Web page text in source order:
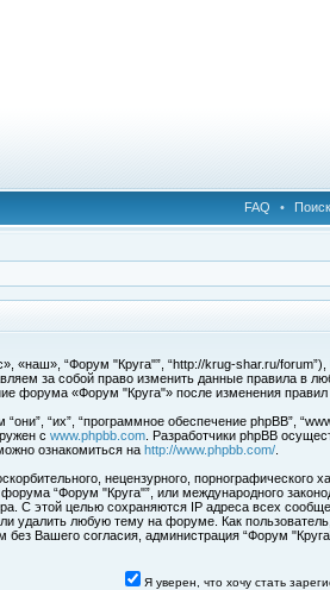
FAQ • Поиск
«наш», “Форум "Круга"”, “http://krug-shar.ru/
за собой право изменить данные правила
форума «Форум "Круга"» после изменения
“их”, “программное обеспечение phpBB”,
с www.phpbb.com . Разработчики phpBB
ознакомиться на http://www.phpbb.com/
нецензурного,
форума “Форум "Круга"”, или международного
С этой целью сохраняются IP адреса всех
удалить любую тему на форуме. Как
Вашего согласия, администрация “Форум
Я уверен, что хочу стать